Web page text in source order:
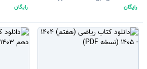
رایگان رایگان